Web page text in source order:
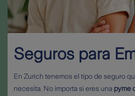
Seguros para
En Zurich tenemos el tipo de seguro
necesita. No importa si eres una pyme